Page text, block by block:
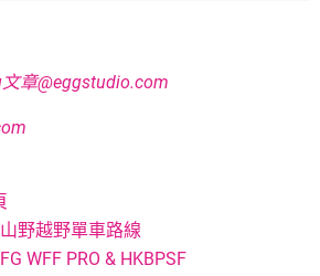
章@eggstudio.com
野越野單車路線
WFF PRO & HKBPSF